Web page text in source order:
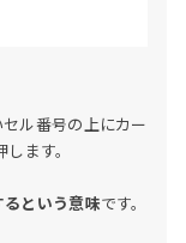
ル番号の上にカー
します。
という意味です。